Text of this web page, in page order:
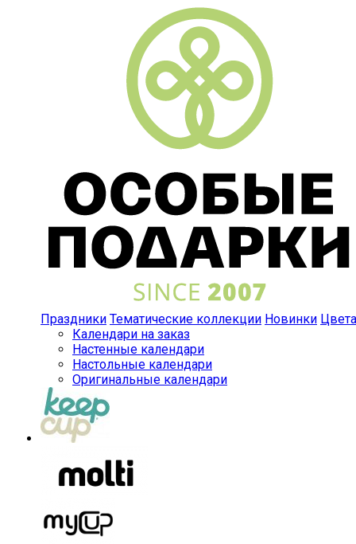
Праздники Тематические коллекции Новинки Цвета
Календари на заказ
Настенные календари
Настольные календари
Оригинальные календари